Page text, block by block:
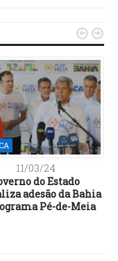
11/03/24
do Estado
adesão da Bahia
Pé-de-Meia
 